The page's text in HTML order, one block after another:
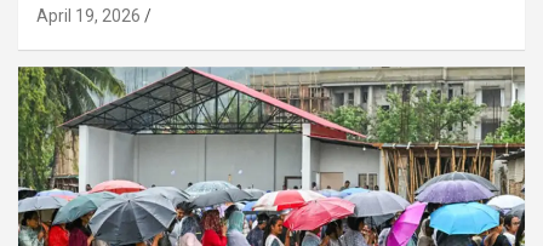
April 19, 2026